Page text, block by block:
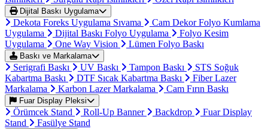
Dijital Baskı Uygulama
Dekota Foreks Uygulama Sıvama
Cam Dekor Folyo Kumlama
Uygulama
Dijital Baskı Folyo Uygulama
Folyo Kesim
Uygulama
One Way Vision Lümen Folyo Baskı
Baskı ve Markalama
Serigrafi Baskı UV Baskı Tampon Baskı
STS Soğuk
Kabartma Baskı
DTF Sıcak Kabartma Baskı
Fiber Lazer
Markalama
Karbon Lazer Markalama Cam Fırın Baskı
Fuar Display Pleksi
Örümcek Stand Roll-Up Banner Backdrop
Fuar Display
Stand
Fasülye Stand